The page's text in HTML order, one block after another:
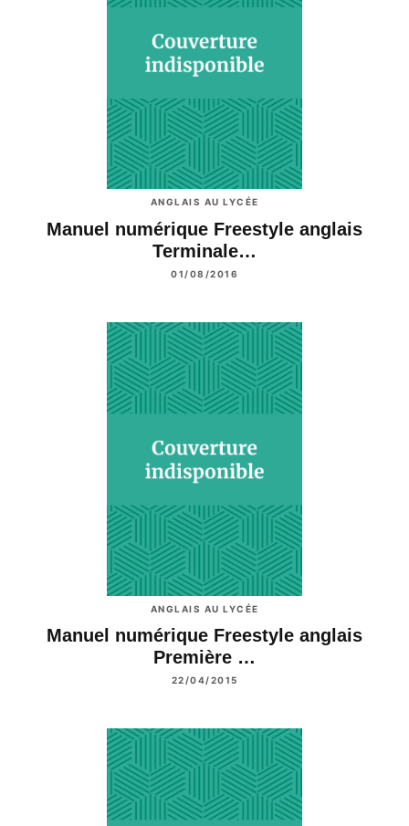
ANGLAIS AU LYCÉE
Manuel numérique Freestyle anglais
Terminale…
01/08/2016
ANGLAIS AU LYCÉE
Manuel numérique Freestyle anglais
Première …
22/04/2015